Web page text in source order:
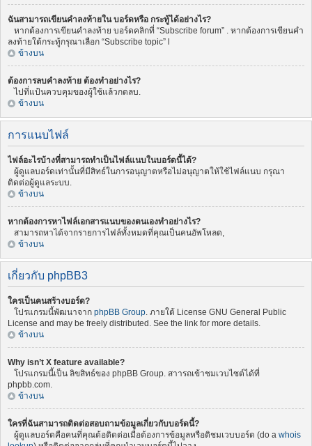
ฉันสามารถเขียนคำลงท้ายใน บอร์ดหรือ กระทู้ได้อย่างไร?
หากต้องการเขียนคำลงท้าย บอร์ดคลิกที่ “Subscribe forum” . หากต้องการเขียนคำ
ลงท้ายใต้กระทู้กรุณาเลือก “Subscribe topic” l
ข้างบน
ต้องการลบคำลงท้าย ต้องทำอย่างไร?
ไปที่แป้นควบคุมของผู้ใช้แล้วกดลบ.
ข้างบน
การแนบไฟล์
ไฟล์อะไรบ้างที่สามารถทำเป็นไฟล์แนบในบอร์ดนี้ได้?
ผู้ดูแลบอร์ดเท่านั้นที่มีสิทธ์ในการอนุญาตหรือไม่อนุญาตให้ใช้ไฟล์แนบ กรุณา
ติดต่อผู้ดูแลระบบ.
ข้างบน
หากต้องการหาไฟล์เอกสารแนบของตนเองทำอย่างไร?
สามารถหาได้จากรายการไฟล์ทั้งหมดที่คุณเป็นคนอัพโหลด,
ข้างบน
เกี่ยวกับ phpBB3
ใครเป็นคนสร้างบอร์ด?
โปรแกรมนี้พัฒนาจาก phpBB Group. ภายใต้ License GNU General Public
License and may be freely distributed. See the link for more details.
ข้างบน
Why isn’t X feature available?
โปรแกรมนี้เป็น ลิขสิทธ์ของ phpBB Group. สาารถเข้าชมเวบไซต์ได้ที่
phpbb.com.
ข้างบน
ใครที่ฉันสามารถติดต่อสอบถามข้อมูลเกี่ยวกับบอร์ดนี้?
ผู้ดูแลบอร์ดคือคนที่คุณต้อติดต่อเมื่อต้องการข้อมูลหรือติชมเวบบอร์ด (do a whois